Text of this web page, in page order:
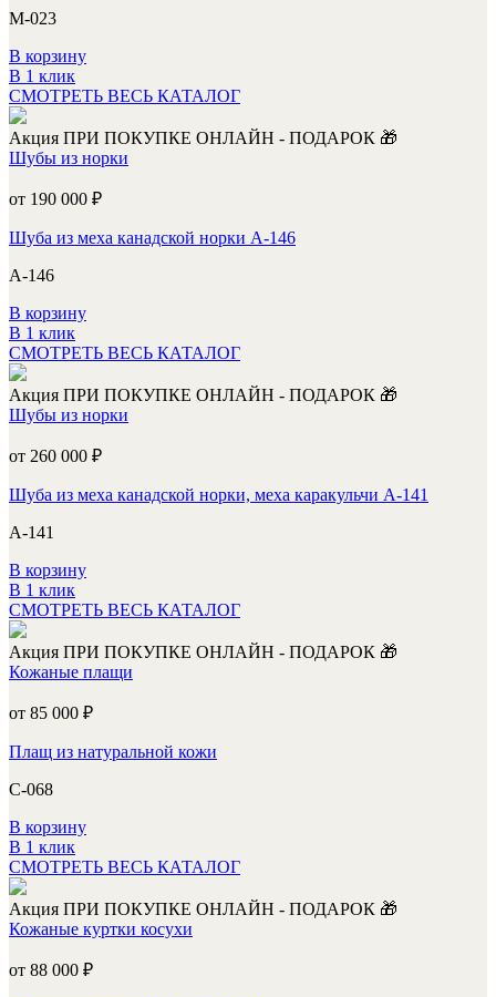
М-023
В корзину
В 1 клик
СМОТРЕТЬ ВЕСЬ КАТАЛОГ
Акция ПРИ ПОКУПКЕ ОНЛАЙН - ПОДАРОК 🎁
Шубы из норки
от 190 000 ₽
Шуба из меха канадской норки А-146
А-146
В корзину
В 1 клик
СМОТРЕТЬ ВЕСЬ КАТАЛОГ
Акция ПРИ ПОКУПКЕ ОНЛАЙН - ПОДАРОК 🎁
Шубы из норки
от 260 000 ₽
Шуба из меха канадской норки, меха каракульчи А-141
А-141
В корзину
В 1 клик
СМОТРЕТЬ ВЕСЬ КАТАЛОГ
Акция ПРИ ПОКУПКЕ ОНЛАЙН - ПОДАРОК 🎁
Кожаные плащи
от 85 000 ₽
Плащ из натуральной кожи
С-068
В корзину
В 1 клик
СМОТРЕТЬ ВЕСЬ КАТАЛОГ
Акция ПРИ ПОКУПКЕ ОНЛАЙН - ПОДАРОК 🎁
Кожаные куртки косухи
от 88 000 ₽